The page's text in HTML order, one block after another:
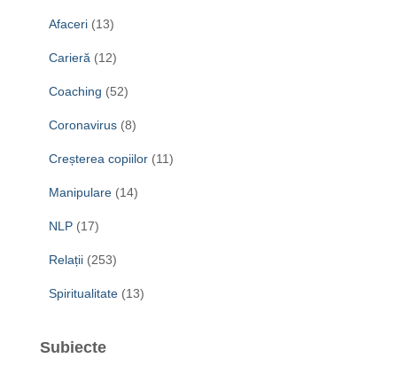
Afaceri (13)
Carieră (12)
Coaching (52)
Coronavirus (8)
Creșterea copiilor (11)
Manipulare (14)
NLP (17)
Relații (253)
Spiritualitate (13)
Subiecte